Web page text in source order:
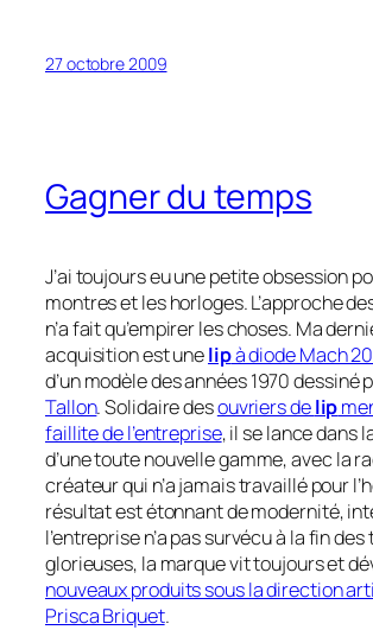
27 octobre 2009
Gagner du temps
J’ai toujours eu une petite obsession
montres et les horloges. L’approche
n’a fait qu’empirer les choses. Ma
acquisition est unelipà diode Mach
d’un modèle des années 1970 dessiné
Tallon. Solidaire desouvriers delip
faillite de l’entreprise, il se lance dans
d’une toute nouvelle gamme, avec la
créateur qui n’a jamais travaillé pour
résultat est étonnant de modernité,
l’entreprise n’a pas survécu à la fin
glorieuses, la marque vit toujours et
nouveaux produits sous la direction
Prisca Briquet.